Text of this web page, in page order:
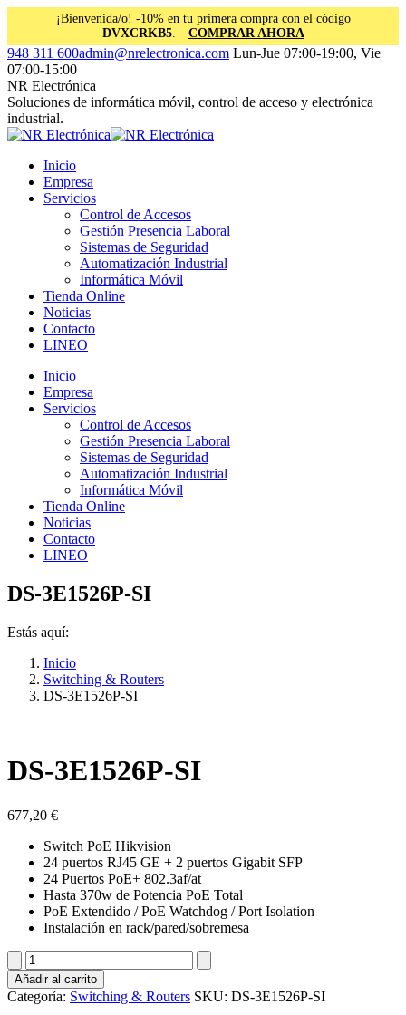
¡Bienvenida/o! -10% en tu primera compra con el código
DVXCRKB5. COMPRAR AHORA
Saltar
al
contenido
Facebook
page
opens
in
new
window
Instagram
page
opens
in
new
window
Linkedin
page
opens
in
new
window
948 311 600admin@nrelectronica.com Lun-Jue 07:00-19:00, Vie
07:00-15:00
NR Electrónica
Soluciones de informática móvil, control de acceso y electrónica
industrial.
Inicio
Empresa
Servicios
Control de Accesos
Gestión Presencia Laboral
Sistemas de Seguridad
Automatización Industrial
Informática Móvil
Tienda Online
Noticias
Contacto
LINEO
Inicio
Empresa
Servicios
Control de Accesos
Gestión Presencia Laboral
Sistemas de Seguridad
Automatización Industrial
Informática Móvil
Tienda Online
Noticias
Contacto
LINEO
DS-3E1526P-SI
Estás aquí:
Inicio
Switching & Routers
DS-3E1526P-SI
DS-3E1526P-SI
677,20 €
Switch PoE Hikvision
24 puertos RJ45 GE + 2 puertos Gigabit SFP
24 Puertos PoE+ 802.3af/at
Hasta 370w de Potencia PoE Total
PoE Extendido / PoE Watchdog / Port Isolation
Instalación en rack/pared/sobremesa
DS-
3E1526P-
SI
cantidad
Añadir al carrito
Categoría: Switching & Routers SKU: DS-3E1526P-SI